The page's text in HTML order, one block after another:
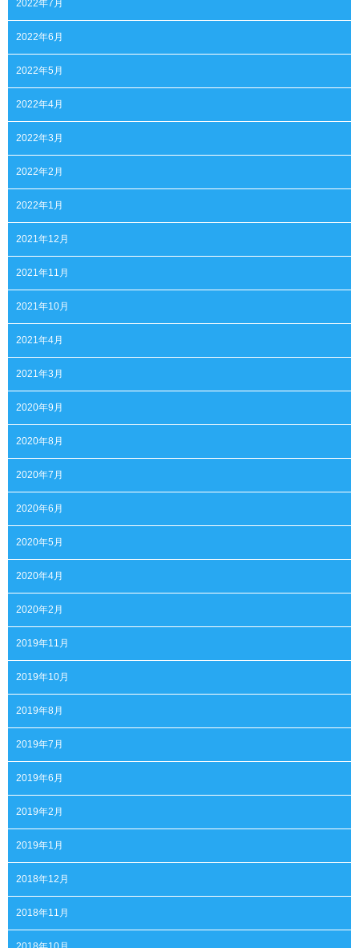
2022年7月
2022年6月
2022年5月
2022年4月
2022年3月
2022年2月
2022年1月
2021年12月
2021年11月
2021年10月
2021年4月
2021年3月
2020年9月
2020年8月
2020年7月
2020年6月
2020年5月
2020年4月
2020年2月
2019年11月
2019年10月
2019年8月
2019年7月
2019年6月
2019年2月
2019年1月
2018年12月
2018年11月